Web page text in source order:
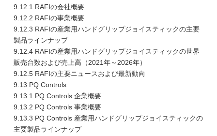
9.12.1 RAFIの会社概要
9.12.2 RAFIの事業概要
9.12.3 RAFIの産業用ハンドグリップジョイスティックの主要
製品ラインナップ
9.12.4 RAFIの産業用ハンドグリップジョイスティックの世界
販売台数および売上高（2021年～2026年）
9.12.5 RAFIの主要ニュースおよび最新動向
9.13 PQ Controls
9.13.1 PQ Controls 企業概要
9.13.2 PQ Controls 事業概要
9.13.3 PQ Controls 産業用ハンドグリップジョイスティックの
主要製品ラインナップ